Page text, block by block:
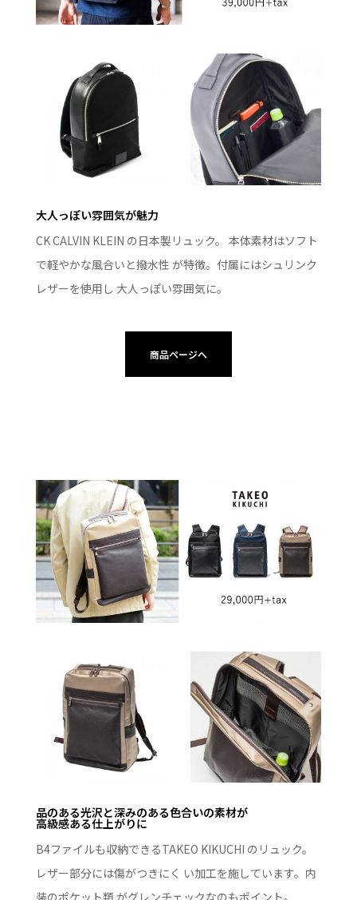
大人っぽい雰囲気が魅力
CK CALVIN KLEIN の日本製リュック。 本体素材はソフト
で軽やかな風合いと撥水性 が特徴。付属にはシュリンク
レザーを使用し 大人っぽい雰囲気に。
商品ページへ
品のある光沢と深みのある色合いの素材が
高級感ある仕上がりに
B4ファイルも収納できるTAKEO KIKUCHI のリュック。
レザー部分には傷がつきにく い加工を施しています。内
装のポケット類 がグレンチェックなのもポイント。